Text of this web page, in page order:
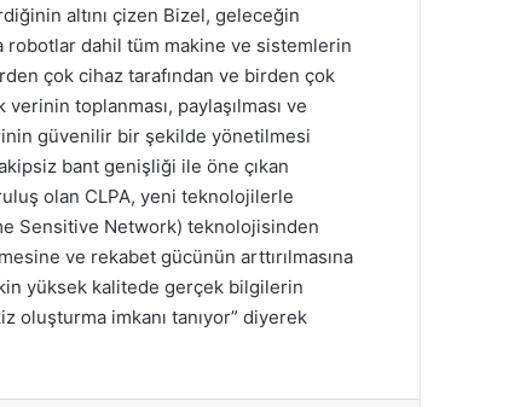
altını çizen Bizel, geleceğin
robotlar dahil tüm makine ve sistemlerin
çok cihaz tarafından ve birden çok
toplanması, paylaşılması ve
güvenilir bir şekilde yönetilmesi
bant genişliği ile öne çıkan
olan CLPA, yeni teknolojilerle
Sensitive Network) teknolojisinden
ve rekabet gücünün arttırılmasına
yüksek kalitede gerçek bilgilerin
oluşturma imkanı tanıyor” diyerek